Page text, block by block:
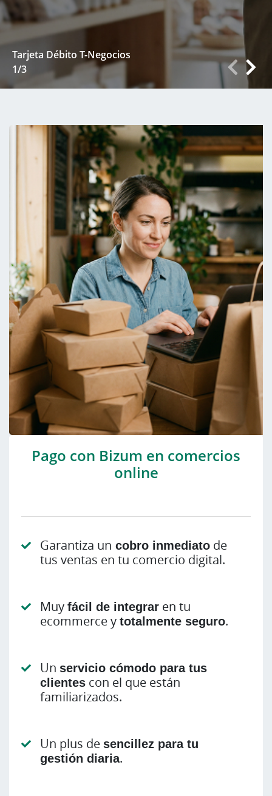
Tarjeta Débito T-Negocios
1/3
Pago con Bizum en comercios
online
Garantiza un cobro inmediato de
tus ventas en tu comercio digital.
Muyfácil de integrar en tu
ecommerce ytotalmente seguro.
Un servicio cómodo para tus
clientes con el que están
familiarizados.
Un plus de sencillez para tu
gestión diaria.